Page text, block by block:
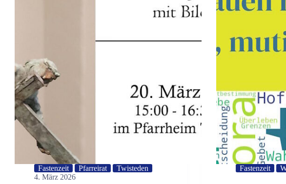
Fastenzeit Pfarreirat
Twisteden
4. März 2026
Fastenzeit